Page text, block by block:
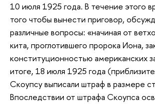
10 июля 1925 года. В течение этого
того чтобы вынести приговор,
различные вопросы: «начиная от
кита, проглотившего пророка Иона,
конституционностью американских
итоге, 18 июля 1925 года
Скоупсу выписали штраф в размере
Впоследствии от штрафа Скоупса